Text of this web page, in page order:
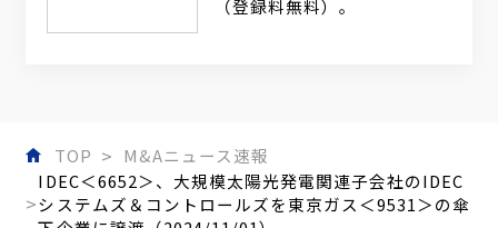
（登録料無料）。
TOP
M&Aニュース速報
IDEC＜6652＞、大規模太陽光発電関連子会社のIDEC
システムズ＆コントロールズを東京ガス＜9531＞の傘